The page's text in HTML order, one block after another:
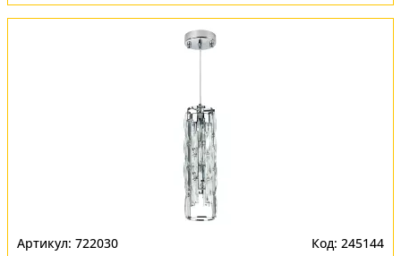
722030 245144